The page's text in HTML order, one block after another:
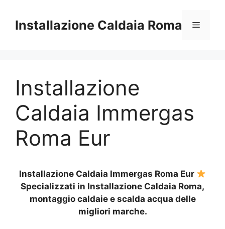
contenuto
Installazione Caldaia Roma Menu
Installazione
Caldaia Immergas
Roma Eur
Installazione Caldaia Immergas Roma Eur
Specializzati in Installazione Caldaia Roma,
montaggio caldaie e scalda acqua delle
migliori marche.